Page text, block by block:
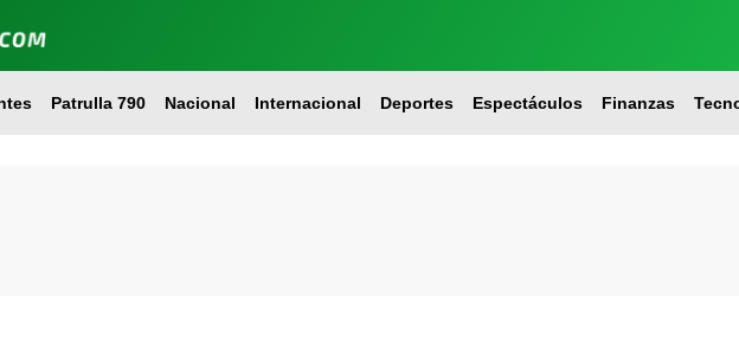
Patrulla 790 Nacional Internacional Deportes Espectáculos Finanzas